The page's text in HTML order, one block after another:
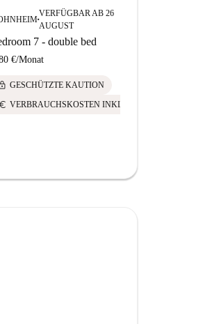
■
VERFÜGBAR AB 26
AUGUST
7 - double bed
€/Monat
GESCHÜTZTE KAUTION
VERBRAUCHSKOSTEN INKLUSIVE